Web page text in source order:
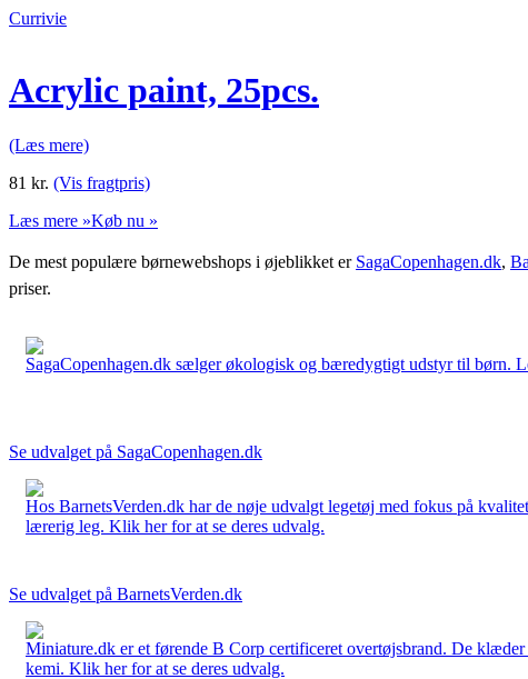
Currivie
Acrylic paint, 25pcs.
(Læs mere)
81 kr. (Vis fragtpris)
Læs mere »Køb nu »
De mest populære børnewebshops i øjeblikket er SagaCopenhagen.dk,
priser.
SagaCopenhagen.dk sælger økologisk og bæredygtigt udstyr til børn.
Se udvalget på SagaCopenhagen.dk
Hos BarnetsVerden.dk har de nøje udvalgt legetøj med fokus på
lærerig leg. Klik her for at se deres udvalg.
Se udvalget på BarnetsVerden.dk
Miniature.dk er et førende B Corp certificeret overtøjsbrand. De
kemi. Klik her for at se deres udvalg.